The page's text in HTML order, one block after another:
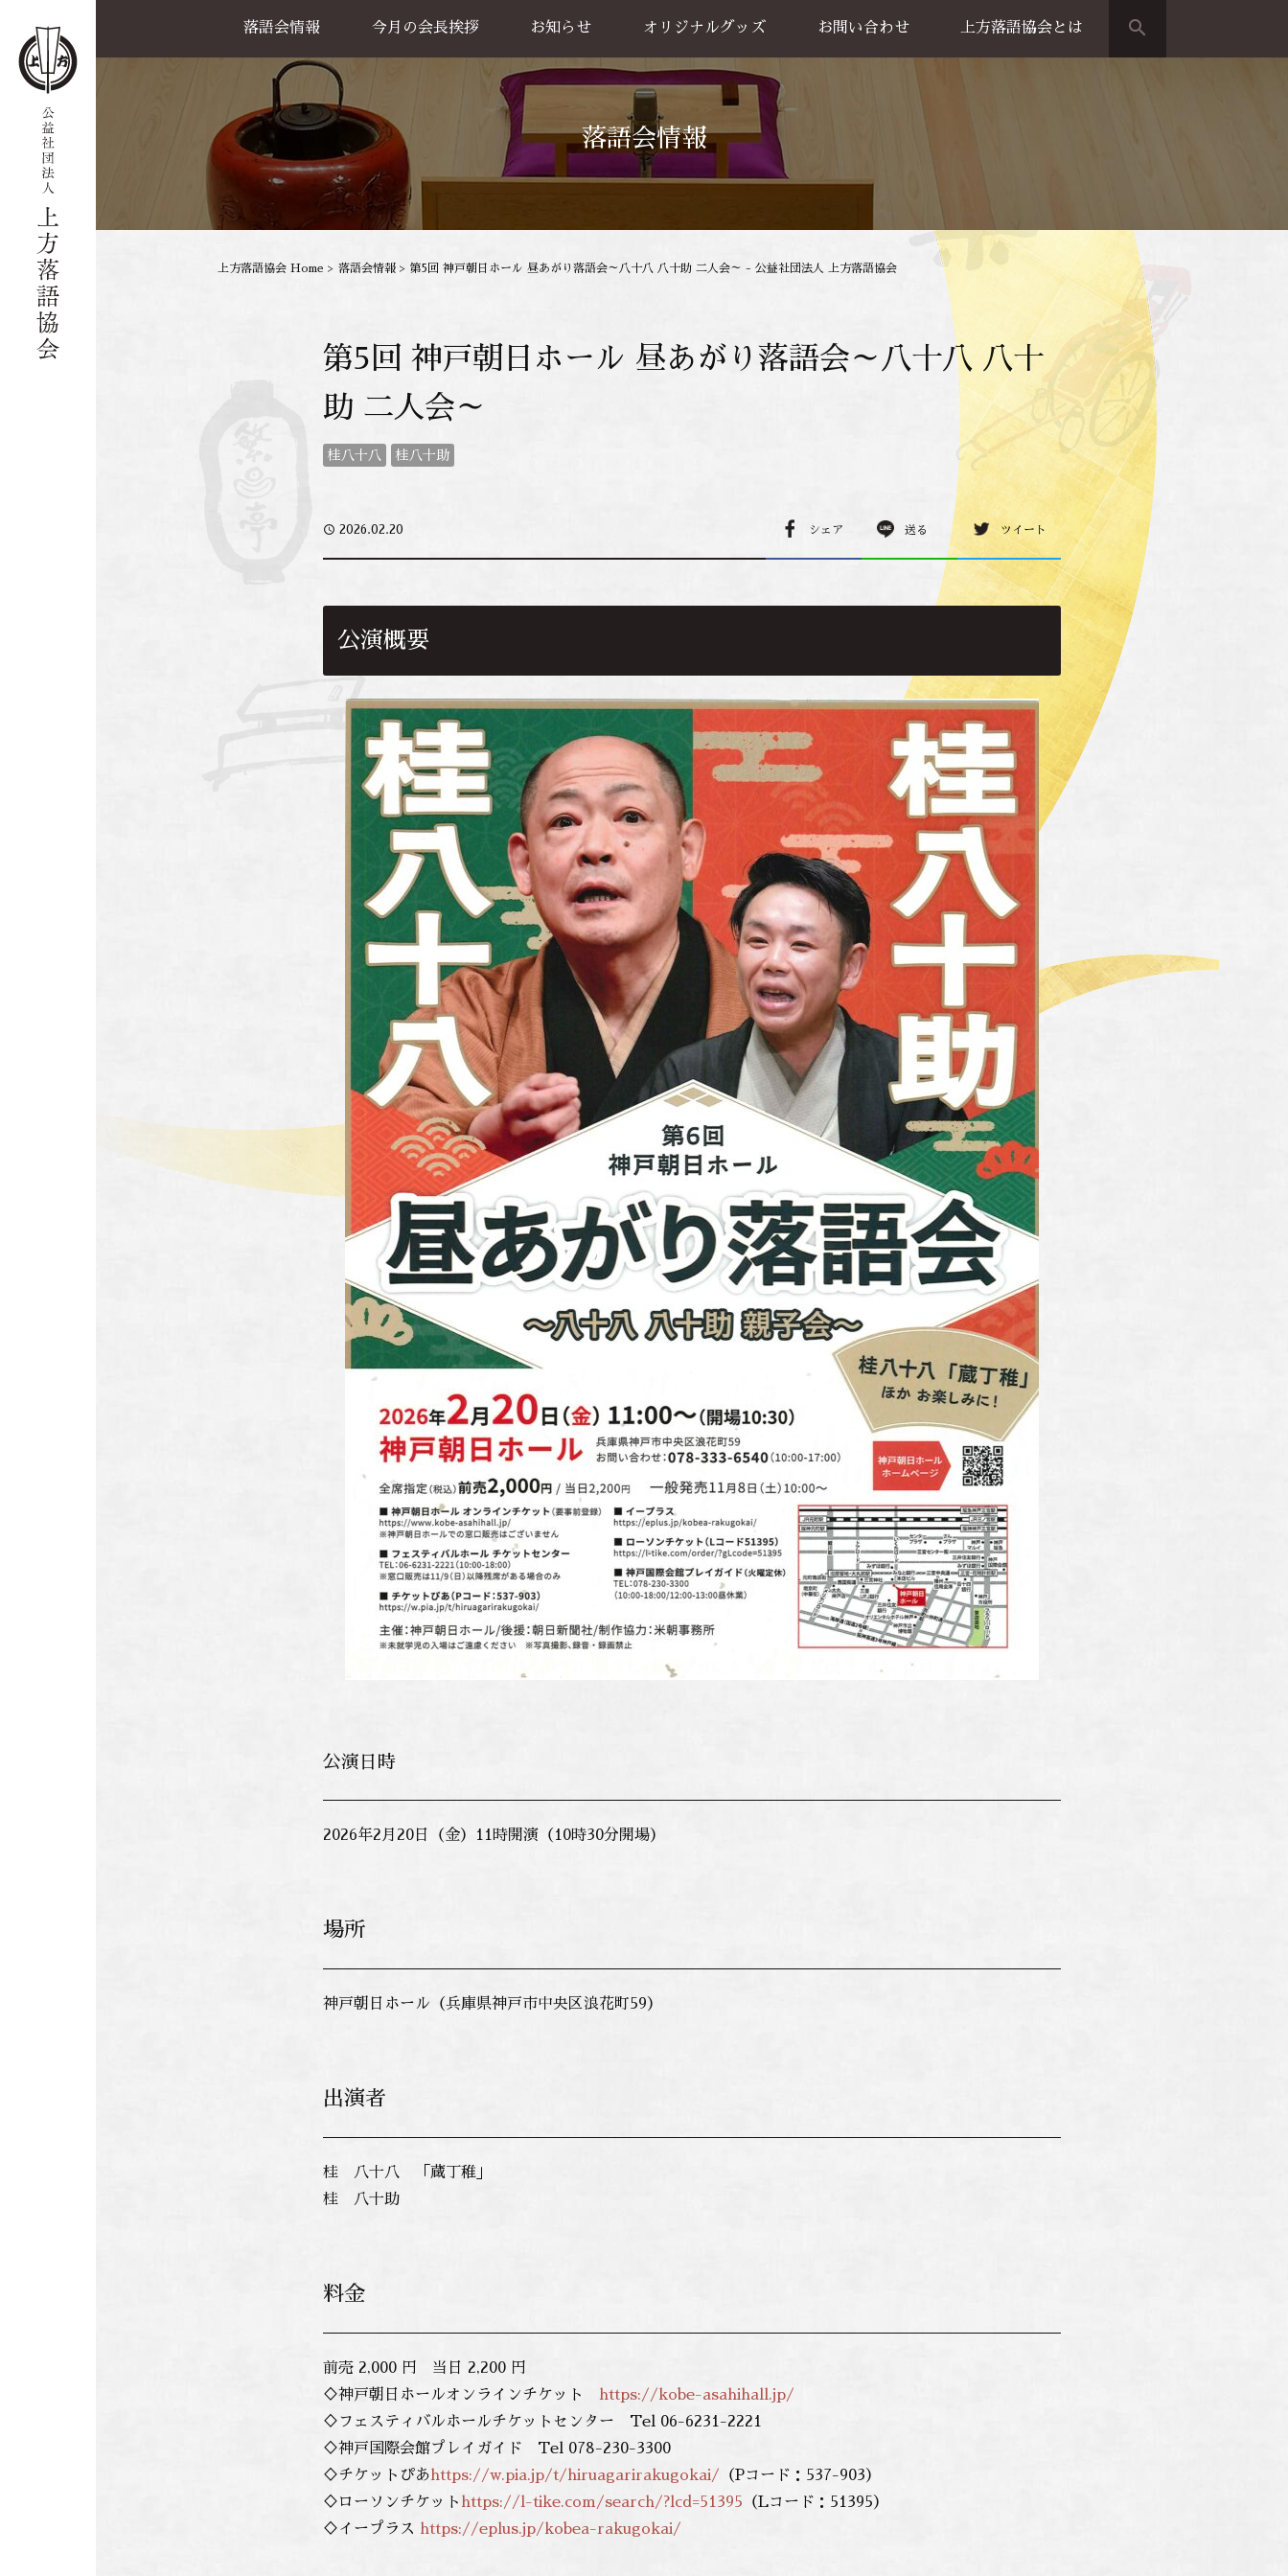
落語会情報
公演一覧
天満天神繁昌亭
喜楽館
島之内寄席
協力事業
今月の会長挨拶 お知らせ オリジナルグッズ
グッズ販売
お買い物方法
お問い合わせ 上方落語協会とは search
落語会情報
上方落語協会 Home > 落語会情報 > 第5回 神戸朝日ホール 昼あがり落語会～八十八 八十助 二人会～ - 公益社団法人 上方落語協会
第5回 神戸朝日ホール 昼あがり落語会～八十八 八十
助 二人会～
桂八十八 桂八十助
access_time 2026.02.20 シェア 送る ツイート
公演概要
公演日時
2026年2月20日（金）11時開演（10時30分開場）
場所
神戸朝日ホール（兵庫県神戸市中央区浪花町59）
出演者
桂 八十八 「蔵丁稚」
桂 八十助
料金
前売 2,000 円 当日 2,200 円
♢神戸朝日ホールオンラインチケット
https://kobe-asahihall.jp/
♢フェスティバルホールチケットセンター Tel 06-6231-2221
♢神戸国際会館プレイガイド Tel 078-230-3300
♢チケットぴあ https://w.pia.jp/t/hiruagarirakugokai/ （Pコード：537-903）
♢ローソンチケット https://l-tike.com/search/?lcd=51395 （Lコード：51395）
♢イープラス
https://eplus.jp/kobea-rakugokai/